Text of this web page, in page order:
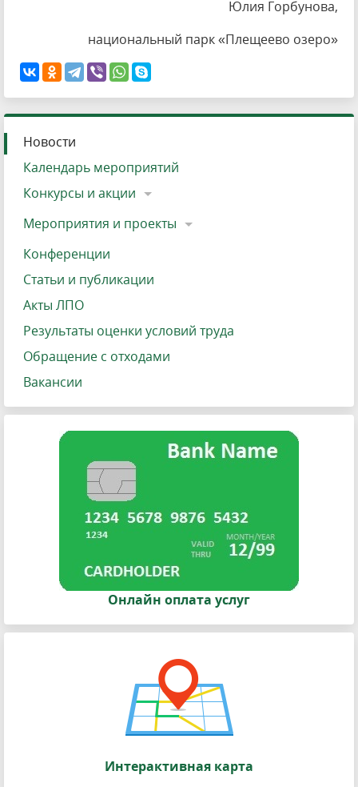
Юлия Горбунова,
национальный парк «Плещеево озеро»
Новости
Календарь мероприятий
Конкурсы и акции
Мероприятия и проекты
Конференции
Статьи и публикации
Акты ЛПО
Результаты оценки условий труда
Обращение с отходами
Вакансии
Онлайн оплата услуг
Интерактивная карта